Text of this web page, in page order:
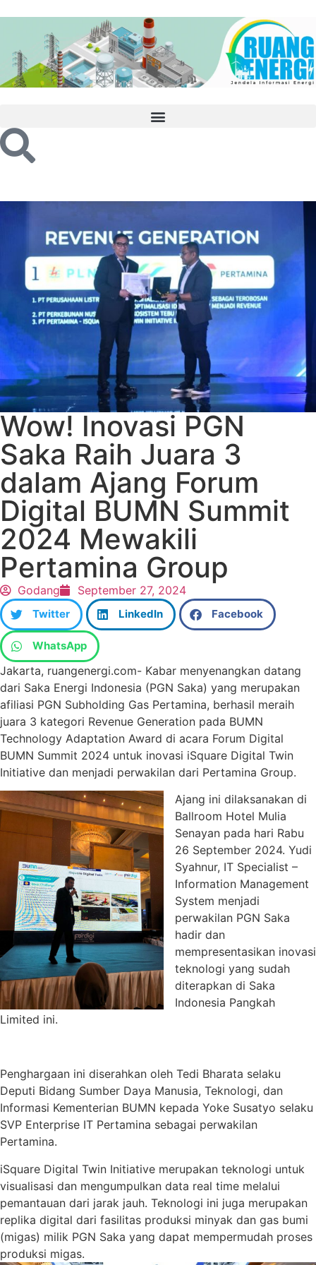
Wow! Inovasi PGN
Saka Raih Juara 3
dalam Ajang Forum
Digital BUMN Summit
2024 Mewakili
Pertamina Group
Godang September 27, 2024
Twitter LinkedIn Facebook
WhatsApp
Jakarta, ruangenergi.com- Kabar menyenangkan datang
dari Saka Energi Indonesia (PGN Saka) yang merupakan
afiliasi PGN Subholding Gas Pertamina, berhasil meraih
juara 3 kategori Revenue Generation pada BUMN
Technology Adaptation Award di acara Forum Digital
BUMN Summit 2024 untuk inovasi iSquare Digital Twin
Initiative dan menjadi perwakilan dari Pertamina Group.
Ajang ini dilaksanakan di
Ballroom Hotel Mulia
Senayan pada hari Rabu
26 September 2024. Yudi
Syahnur, IT Specialist –
Information Management
System menjadi
perwakilan PGN Saka
hadir dan
mempresentasikan inovasi
teknologi yang sudah
diterapkan di Saka
Indonesia Pangkah
Limited ini.
Penghargaan ini diserahkan oleh Tedi Bharata selaku
Deputi Bidang Sumber Daya Manusia, Teknologi, dan
Informasi Kementerian BUMN kepada Yoke Susatyo selaku
SVP Enterprise IT Pertamina sebagai perwakilan
Pertamina.
iSquare Digital Twin Initiative merupakan teknologi untuk
visualisasi dan mengumpulkan data real time melalui
pemantauan dari jarak jauh. Teknologi ini juga merupakan
replika digital dari fasilitas produksi minyak dan gas bumi
(migas) milik PGN Saka yang dapat mempermudah proses
produksi migas.